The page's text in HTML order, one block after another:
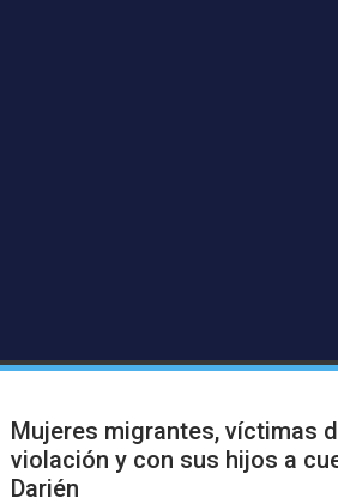
Mujeres migrantes, víctimas
violación y con sus hijos a
Darién